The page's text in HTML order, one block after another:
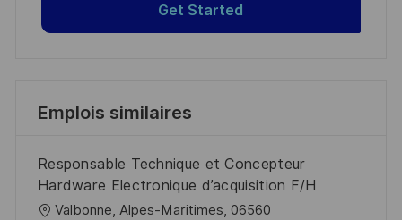
Get Started
Emplois similaires
Responsable Technique et Concepteur
Hardware Electronique d’acquisition F/H
Valbonne, Alpes-Maritimes, 06560